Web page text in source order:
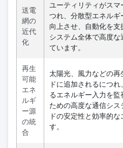
送電
網の
近代
化
ユーティリティがス
つれ、分散型エネル
向上させ、自動化を
システム全体で高度
ています。
再生
可能
エネ
ルギ
ー源
の統
合
太陽光、風力などの
ドに追加されるにつ
るエネルギー入力を
ための高度な通信シ
ドの安定性と効率的
す。